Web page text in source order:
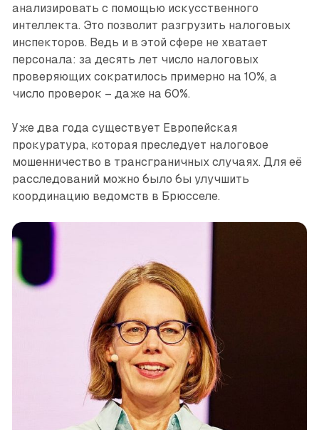
анализировать с помощью искусственного
интеллекта. Это позволит разгрузить налоговых
инспекторов. Ведь и в этой сфере не хватает
персонала: за десять лет число налоговых
проверяющих сократилось примерно на 10%, а
число ­проверок – даже на 60%.
Уже два года существует Европейская
прокуратура, которая преследует налоговое
мошенничество в трансграничных случаях. Для её
расследований можно было бы улучшить
координацию ведомств в Брюсселе.